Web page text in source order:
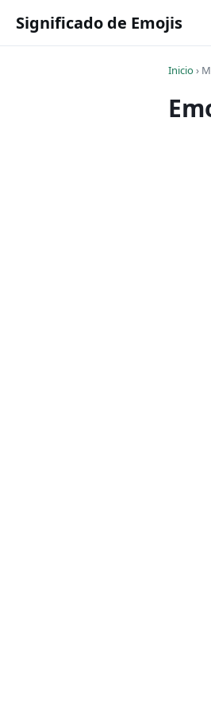
Significado de Emojis
Inicio›